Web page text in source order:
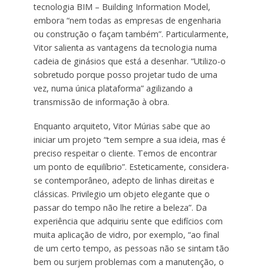
tecnologia BIM – Building Information Model,
embora “nem todas as empresas de engenharia
ou construção o façam também”. Particularmente,
Vitor salienta as vantagens da tecnologia numa
cadeia de ginásios que está a desenhar. “Utilizo-o
sobretudo porque posso projetar tudo de uma
vez, numa única plataforma” agilizando a
transmissão de informação à obra.
Enquanto arquiteto, Vitor Múrias sabe que ao
iniciar um projeto “tem sempre a sua ideia, mas é
preciso respeitar o cliente. Temos de encontrar
um ponto de equilíbrio”. Esteticamente, considera-
se contemporâneo, adepto de linhas direitas e
clássicas. Privilegio um objeto elegante que o
passar do tempo não lhe retire a beleza”. Da
experiência que adquiriu sente que edifícios com
muita aplicação de vidro, por exemplo, “ao final
de um certo tempo, as pessoas não se sintam tão
bem ou surjem problemas com a manutenção, o